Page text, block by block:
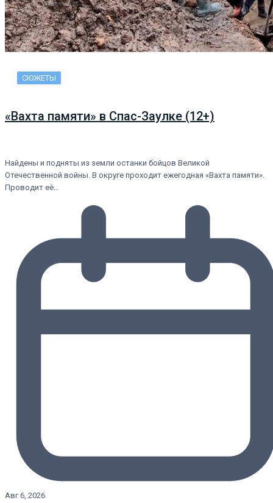
СЮЖЕТЫ
«Вахта памяти» в Спас-Заулке (12+)
Найдены и подняты из земли останки бойцов Великой
Отечественной войны. В округе проходит ежегодная «Вахта памяти».
Проводит её…
Авг 6, 2026